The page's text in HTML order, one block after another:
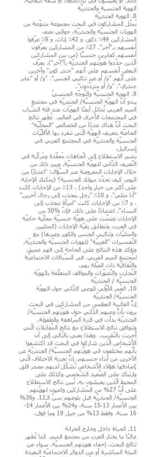
الهوية الجنسية والجندريّة
8. الهوية الجندريّة
يُمثّل المشاركون في البحث مجموعة متنوّعة من
الهويات الجنسيّة والجندريّة. حوالي نصف
المشاركين 49٪ ذكور، و 42٪ إناث، و 9٪ عرّفوا
أنفسهم بـ"آخر". 27٪ من المشاركين يعرّفون
أنفسهم كعابرين جنسيًّا (من بين المشاركين
الّذين حدّدوا هويّتهم الجندريّة بآ"آخر")، يعرّف
البعض أنفسهم على أنهم "جندر كوير" وآخرين
على أنّهم "و/ أو غير ثنائيي الجنس"، "و/ أو "عابر
جندري"، "و/ أو متردّدون".
9. الهوية الجنسيّة والتّوجّه الجنسيّ
يبدو أنّ الهويّة الجنسيّة/ الجندريّة في مجتمع
الميم العربي تُماثل أيضًا الهويّات عند فئة الشّباب
في المجتمعات الأخرى في العالم. تُظهِر نتائج
البحث أنَّ هناك عددًا من الخصائص "المحلّيّة"
الخاصّة بتعريف الهويّة الّتي تنفرد بها الأقلّيّات
الجنسيّة والجندريّة في المجتمع العربي في
إسرائيل.
يُشير الاستطلاع إلى اتّجاهات مُعقّدة ومُركّبة في
التّعريف الذّاتي للهويّة الجنسيّة. ويبرز ذلك من
خلال الإجابات المعروضة عبر السّؤال: "اعتبارًا من
اليوم، كيف تحدّد ميولك الجنسية؟ (يمكنك الإجابة
على أكثر من خيار واحد) ، 13٪ من الإجابات كانت
"أنا مثلي"، و 10٪ "رجل ينجذب إلى رجال آخرين"
، و 7٪ من الإجابات كانت "امرأة تنجذب إلى
النساء". اعتمادًا على ذلك، فإنّ %30 من
الإجابات تضمّنت على هويّة جنسيّة محلّية خاصّة
في العرب. وتتطابق بقيّة الإجابات (المثليين
والمثليّات وثنائيي الجنس والكوير وغيرها) مع
التّفسيرات "الغربيّة" للهويات الجنسيّة والجندريّة.
وتؤكد هذه النتائج على الحاجة إلى فهم عميق
لمُجتمع الميم العربي، في السّياقات الاجتماعيّة
والثّقافيّة ذات الصّلة بهم.
التّجارب والتّصوّرات والمواقف المتعلّقة بالهويّة
الجنسيّة / الجندريّة
10. العُمر الأوّلي للوعي الذّاتي حول الهويّة
الجنسيّة/ الجندريّة
إنَّ الغالبية العظمى من المشاركين في البحث
يرون بأنًّ وعيهم الذّاتي حول هويّتهم الجنسيّة/
الجندريّة بدأت في فترة المُراهقة والطفولة.
وتتوافق نتائج الاستطلاع مع نتائج المُقابلات الّتي
أُجريت بالتّقريب. وهذا يعني بالتّالي إلى أن
الأشخاص الّذين شاركوا في البحث قد اكتشفوا
بأنّهم مُختلفون في هويّتهم الجنسيّة/ الجندريّة عن
الآخرين من أبناء جنسهم. إنَّ تجربة الاختلاف الّتي
]صادفها هؤلاء الأشخاص تُشكّل لديهم مصدر قلق
وارتباك على الصّعيد الشّخصي وكذلك على
المحيط الّذين يعيشون به. تُبين نتائج الاستطلاع
على أنَّ 27% من المُشاركين واعيون لهويّتهم
الجنسيّة/ الجندريّة قبل بلوغهم سنّ الـ12، و36%
بين الأعمار 13-15 سنة، و24% بين الأعمار 14-
16 سنة، وفقط 13% من جيل 19 وما فوق.
11. الحياة داخل وخارج الخزانة
غالبًا ما يختار العرب من مجتمع الميم، كما تُظهر
نتائج البحث، إخفاء هويتهم الجنسيّة، سواء عن
البيئة المباشرة أو عن الدوائر الاجتماعيّة البعيدة